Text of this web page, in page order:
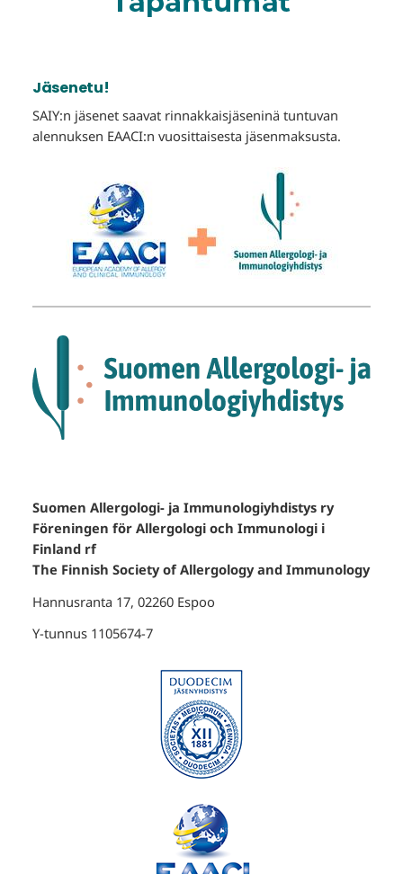
Jäsenetu!
SAIY:n jäsenet saavat rinnakkaisjäseninä tuntuvan
alennuksen EAACI:n vuosittaisesta jäsenmaksusta.
Suomen Allergologi- ja Immunologiyhdistys ry
Föreningen för Allergologi och Immunologi i
Finland rf
The Finnish Society of Allergology and Immunology
Hannusranta 17, 02260 Espoo
Y-tunnus 1105674-7